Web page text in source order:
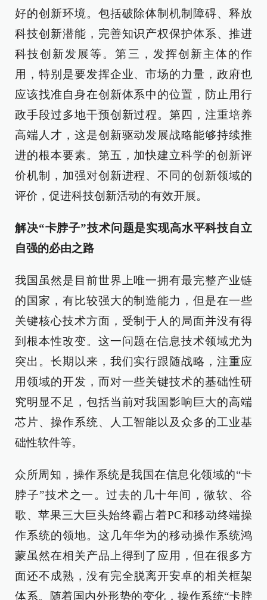
好的创新环境。包括破除体制机制障碍、释放
科技创新潜能，完善知识产权保护体系、推进
科技创新发展等。第三，发挥创新主体的作
用，特别是要发挥企业、市场的力量，政府也
应该找准自身在创新体系中的位置，防止用行
政手段过多地干预创新过程。第四，注重培养
高端人才，这是创新驱动发展战略能够持续推
进的根本要素。第五，加快建立科学的创新评
价机制，加强对创新进程、不同的创新领域的
评价，促进科技创新活动的有效开展。
解决“卡脖子”技术问题是实现高水平科技自立
自强的必由之路
我国虽然是目前世界上唯一拥有最完整产业链
的国家，有比较强大的制造能力，但是在一些
关键核心技术方面，受制于人的局面并没有得
到根本性改变。这一问题在信息技术领域尤为
突出。长期以来，我们实行跟随战略，注重应
用领域的开发，而对一些关键技术的基础性研
究明显不足，包括当前对我国影响巨大的高端
芯片、操作系统、人工智能以及众多的工业基
础性软件等。
众所周知，操作系统是我国在信息化领域的“卡
脖子”技术之一。过去的几十年间，微软、谷
歌、苹果三大巨头始终霸占着PC和移动终端操
作系统的领地。这几年华为的移动操作系统鸿
蒙虽然在相关产品上得到了应用，但在很多方
面还不成熟，没有完全脱离开安卓的相关框架
体系。随着国内外形势的变化，操作系统“卡脖